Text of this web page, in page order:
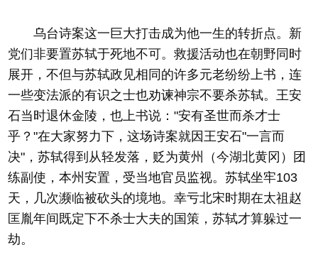
乌台诗案这一巨大打击成为他一生的转折点。新
党们非要置苏轼于死地不可。救援活动也在朝野同时
展开，不但与苏轼政见相同的许多元老纷纷上书，连
一些变法派的有识之士也劝谏神宗不要杀苏轼。王安
石当时退休金陵，也上书说："安有圣世而杀才士
乎？"在大家努力下，这场诗案就因王安石"一言而
决"，苏轼得到从轻发落，贬为黄州（今湖北黄冈）团
练副使，本州安置，受当地官员监视。苏轼坐牢103
天，几次濒临被砍头的境地。幸亏北宋时期在太祖赵
匡胤年间既定下不杀士大夫的国策，苏轼才算躲过一
劫。